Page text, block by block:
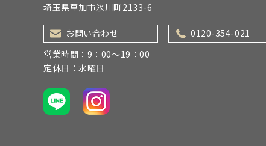
埼玉県草加市氷川町2133-6
お問い合わせ
0120-354-021
営業時間：9：00～19：00
定休日：水曜日